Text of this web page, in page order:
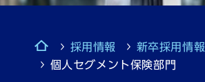
採用情報
新卒採用情報
個人セグメント保険部門